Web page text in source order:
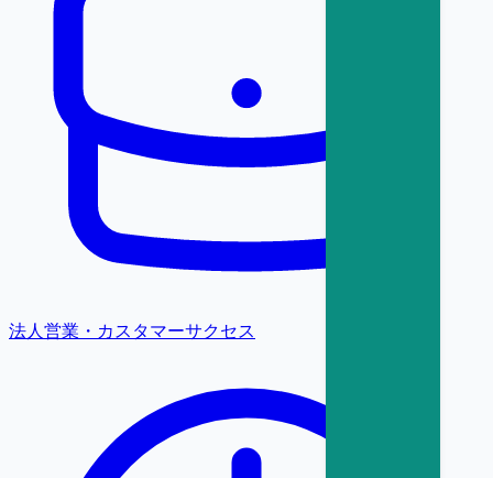
法人営業・カスタマーサクセス